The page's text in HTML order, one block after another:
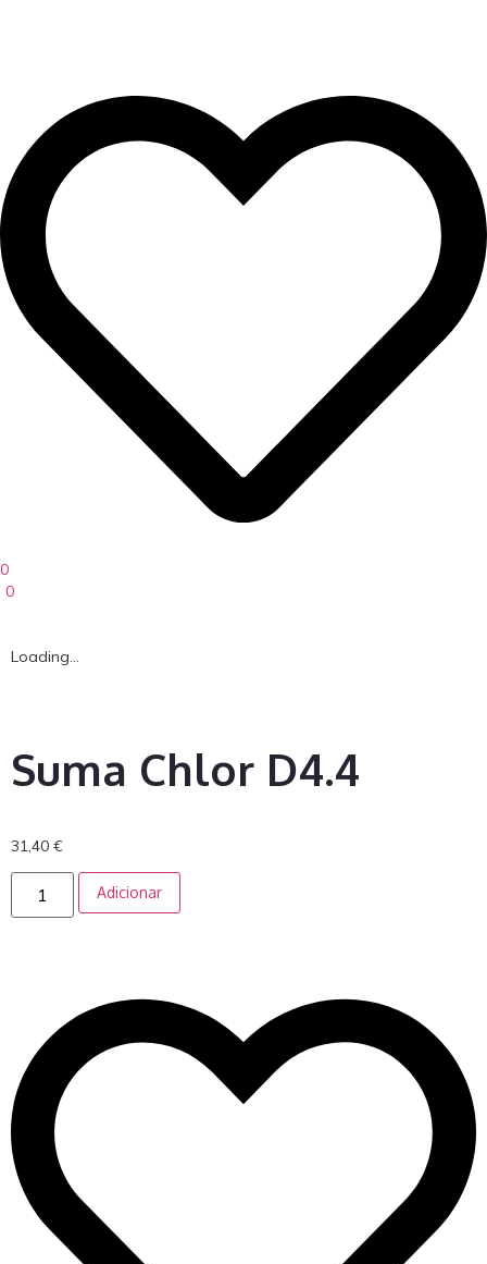
0
0
Loading...
Suma Chlor D4.4
31,40 €
Adicionar